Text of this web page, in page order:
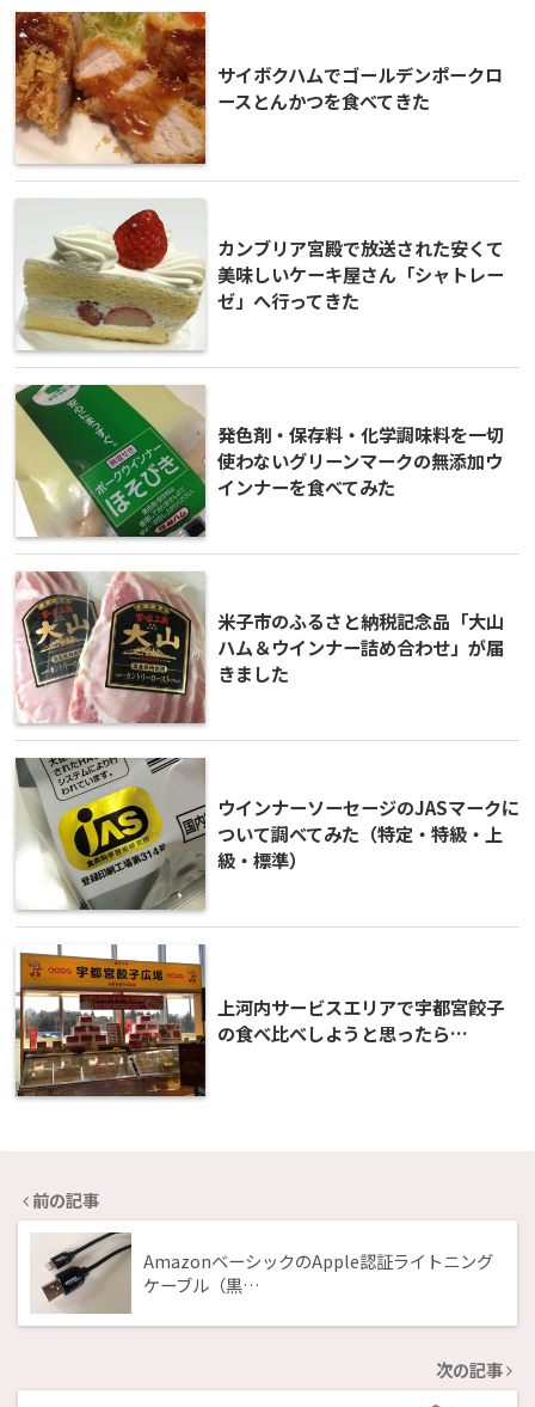
サイボクハムでゴールデンポークロ
ースとんかつを食べてきた
カンブリア宮殿で放送された安くて
美味しいケーキ屋さん「シャトレー
ゼ」へ行ってきた
発色剤・保存料・化学調味料を一切
使わないグリーンマークの無添加ウ
インナーを食べてみた
米子市のふるさと納税記念品「大山
ハム＆ウインナー詰め合わせ」が届
きました
ウインナーソーセージのJASマークに
ついて調べてみた（特定・特級・上
級・標準）
上河内サービスエリアで宇都宮餃子
の食べ比べしようと思ったら…
前の記事
AmazonベーシックのApple認証ライトニング
ケーブル（黒…
次の記事